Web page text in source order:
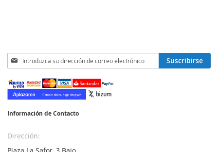
Inscríbase
a
nuestro
boletín
de
Suscribirse
Información de Contacto
Dirección: